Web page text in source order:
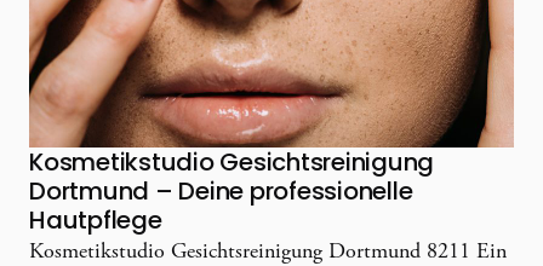
Kosmetikstudio Gesichtsreinigung
Dortmund – Deine professionelle
Hautpflege
Kosmetikstudio Gesichtsreinigung Dortmund 8211 Ein